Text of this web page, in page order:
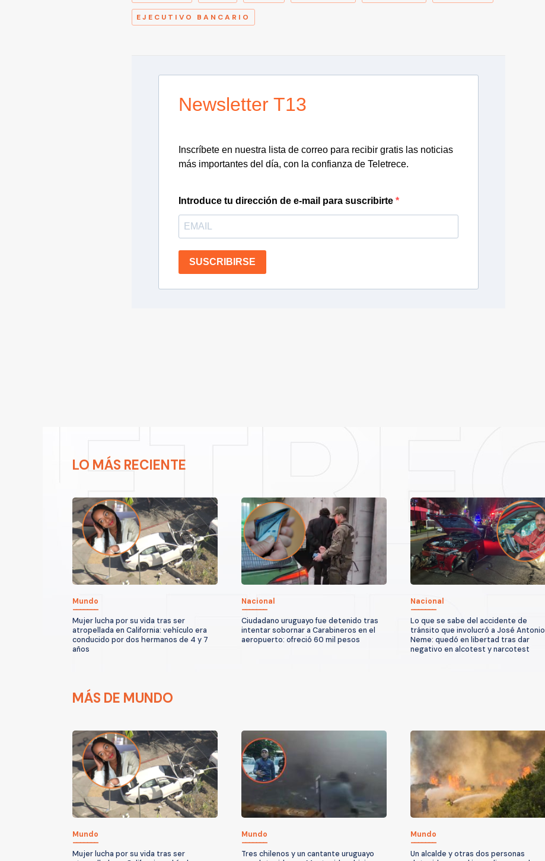
EJECUTIVO BANCARIO
Newsletter T13
Inscríbete en nuestra lista de correo para recibir gratis las noticias
más importantes del día, con la confianza de Teletrece.
Introduce tu dirección de e-mail para suscribirte
SUSCRIBIRSE
LO MÁS RECIENTE
Mundo
Mujer lucha por su vida tras ser
atropellada en California: vehículo era
conducido por dos hermanos de 4 y 7
años
Nacional
Ciudadano uruguayo fue detenido tras
intentar sobornar a Carabineros en el
aeropuerto: ofreció 60 mil pesos
Nacional
Lo que se sabe del accidente de
tránsito que involucró a José Antonio
Neme: quedó en libertad tras dar
negativo en alcotest y narcotest
MÁS DE MUNDO
Mundo
Mujer lucha por su vida tras ser
Mundo
Tres chilenos y un cantante uruguayo
Mundo
Un alcalde y otras dos personas